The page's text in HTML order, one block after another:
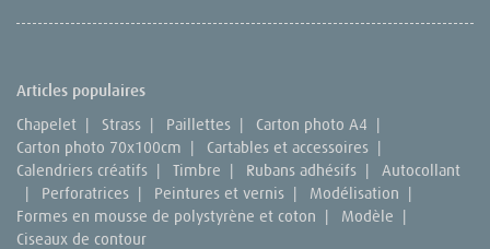
Articles populaires
Chapelet | Strass | Paillettes | Carton photo A4 |
Carton photo 70x100cm | Cartables et accessoires |
Calendriers créatifs | Timbre | Rubans adhésifs |
Autocollant
|
Perforatrices | Peintures et vernis | Modélisation |
Formes en mousse de polystyrène et coton | Modèle |
Ciseaux de contour